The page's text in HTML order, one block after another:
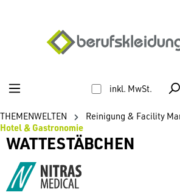
inkl. MwSt.
THEMENWELTEN
Reinigung & Facility
Hotel & Gastronomie
WATTESTÄBCHEN